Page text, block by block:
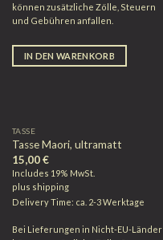
können zusätzliche Zölle, Steuern
und Gebühren anfallen.
IN DEN WARENKORB
TASSE
Tasse Maori, ultramatt
15,00€
Includes 19% MwSt.
plus shipping
Delivery Time: ca. 2-3 Werktage
Bei Lieferungen in Nicht-EU-Länder